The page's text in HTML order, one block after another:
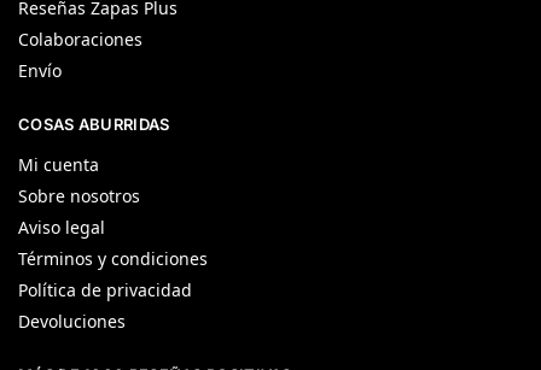
Reseñas Zapas Plus
Colaboraciones
Envío
COSAS ABURRIDAS
Mi cuenta
Sobre nosotros
Aviso legal
Términos y condiciones
Política de privacidad
Devoluciones